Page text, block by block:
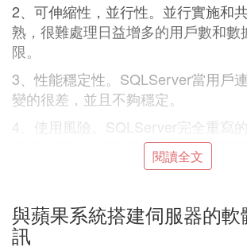
2、可伸縮性，並行性。並行實施和
熟，很難處理日益增多的用戶數和數
限。
3、性能穩定性。SQLServer當用戶
變的很差，並且不夠穩定。
4、使用風險。SQLServer完全重寫
長期的測試，不斷延遲，許多功能需
不十分兼容早期產品。使用需要冒一
Ⅱ 蘋果電腦能用西軟酒店系統
閱讀全文
與蘋果系統搭建伺服器的
訊